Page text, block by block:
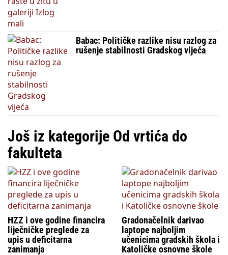
Babac: Političke razlike nisu razlog za
rušenje stabilnosti Gradskog vijeća
Još iz kategorije Od vrtića do
fakulteta
HZZ i ove godine financira
liječničke preglede za
upis u deficitarna
zanimanja
Gradonačelnik darivao
laptope najboljim
učenicima gradskih škola i
Katoličke osnovne škole